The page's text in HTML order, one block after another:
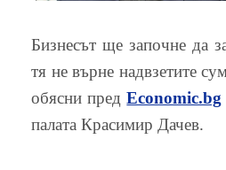
Бизнесът ще започне да
тя не върне надвзетите
обясни предEconomic.bg
палата Красимир Дачев.